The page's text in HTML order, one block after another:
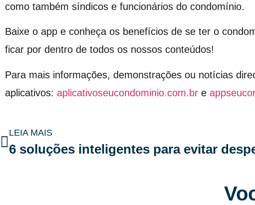
como também síndicos e funcionários do condomínio.
Baixe o app e conheça os benefícios de se ter o
ficar por dentro de todos os nossos conteúdos!
Para mais informações, demonstrações ou notícias
aplicativos: aplicativoseucondominio.com.br e
LEIA MAIS